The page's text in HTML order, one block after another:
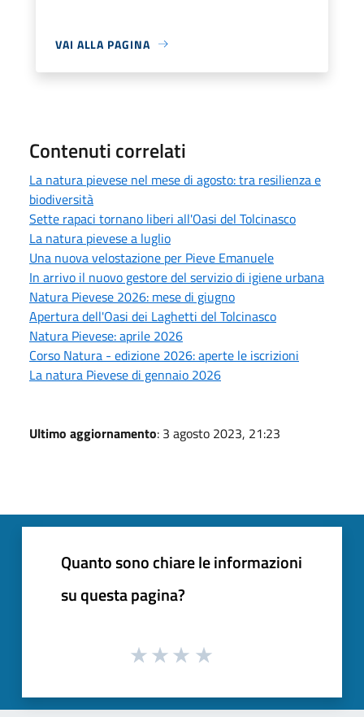
VAI ALLA PAGINA
Contenuti correlati
La natura pievese nel mese di agosto: tra resilienza e
biodiversità
Sette rapaci tornano liberi all'Oasi del Tolcinasco
La natura pievese a luglio
Una nuova velostazione per Pieve Emanuele
In arrivo il nuovo gestore del servizio di igiene urbana
Natura Pievese 2026: mese di giugno
Apertura dell'Oasi dei Laghetti del Tolcinasco
Natura Pievese: aprile 2026
Corso Natura - edizione 2026: aperte le iscrizioni
La natura Pievese di gennaio 2026
Ultimo aggiornamento: 3 agosto 2023, 21:23
Quanto sono chiare le informazioni
su questa pagina?